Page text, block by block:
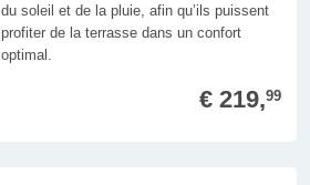
du soleil et de la pluie, afin qu’ils puissent
profiter de la terrasse dans un confort
optimal.
€ 219,99